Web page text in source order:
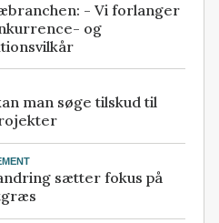
- Vi forlanger
og
man søge tilskud til
sætter fokus på